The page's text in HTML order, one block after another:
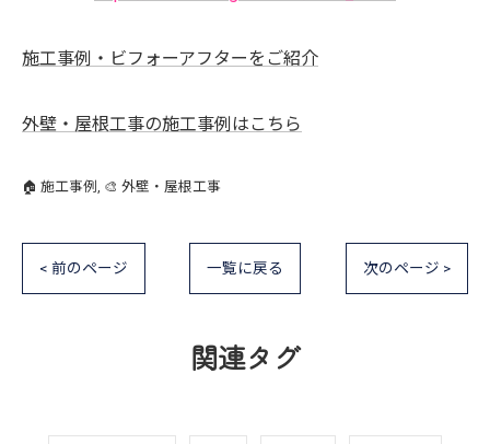
施工事例・ビフォーアフターをご紹介
外壁・屋根工事の施工事例はこちら
🏠 施工事例 🎨 外壁・屋根工事
< 前のページ 一覧に戻る 次のページ >
関連タグ